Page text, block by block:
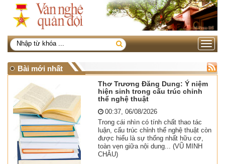
Toggle
Bài mới nhất
Thơ Trương Đăng Dung: Ý niệm
hiện sinh trong cấu trúc chỉnh
thể nghệ thuật
00:37, 06/08/2026
Trong cái nhìn có tính chất thao tác
luận, cấu trúc chỉnh thể nghệ thuật còn
được hiểu là sự thống nhất hữu cơ,
toàn vẹn giữa nội dung... (VŨ MINH
CHÂU)